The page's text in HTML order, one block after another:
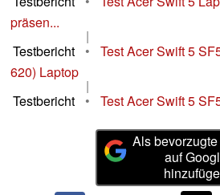
präsen...
|
Testbericht
•
Test Acer Swift 5
620) Laptop
|
Testbericht
• Test Acer Swift 5
Als
auf